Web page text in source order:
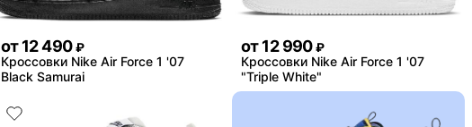
от 12 490 ₽
Кроссовки Nike Air Force 1 '07
Black Samurai
от 12 990 ₽
Кроссовки Nike Air Force 1 '07
"Triple White"